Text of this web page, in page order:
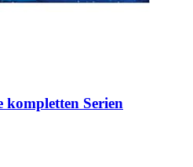
kompletten Serien